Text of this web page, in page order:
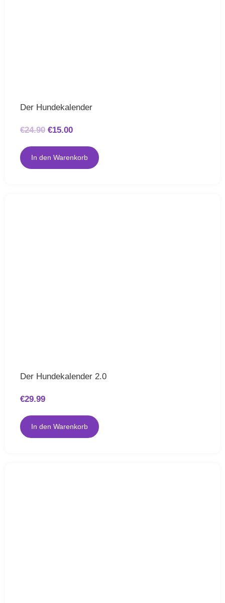
Der Hundekalender
€24.90 €15.00
In den Warenkorb
Der Hundekalender 2.0
€29.99
In den Warenkorb